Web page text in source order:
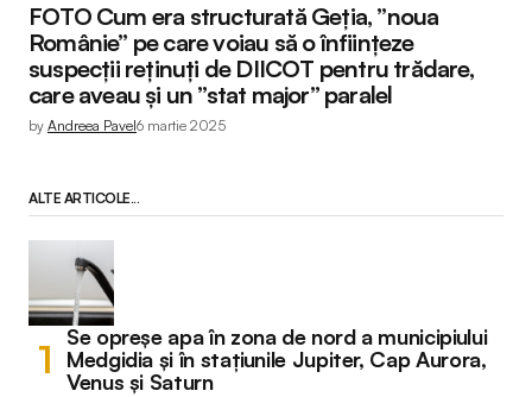
FOTO Cum era structurată Geția, ”noua
Românie” pe care voiau să o înființeze
suspecții reținuți de DIICOT pentru trădare,
care aveau și un ”stat major” paralel
by Andreea Pavel6 martie 2025
ALTE ARTICOLE...
Se opreșe apa în zona de nord a municipiului
Medgidia și în stațiunile Jupiter, Cap Aurora,
Venus și Saturn